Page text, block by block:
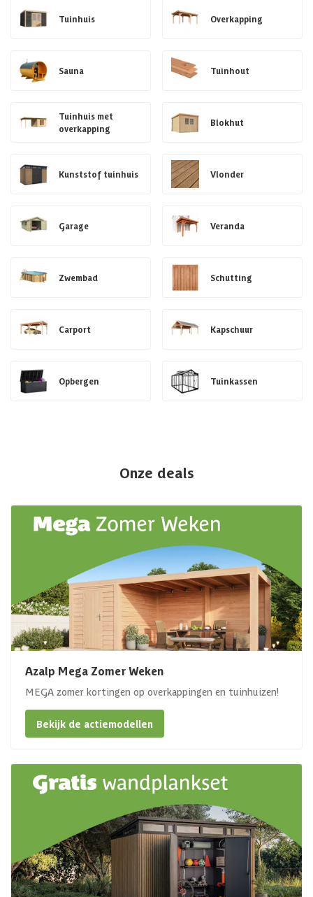
Tuinhuis Overkapping
Sauna Tuinhout
Tuinhuis met
overkapping
Blokhut
Kunststof tuinhuis Vlonder
Garage Veranda
Zwembad Schutting
Carport Kapschuur
Opbergen Tuinkassen
Onze deals
Azalp Mega Zomer Weken
MEGA zomer kortingen op overkappingen en tuinhuizen!
Bekijk de actiemodellen